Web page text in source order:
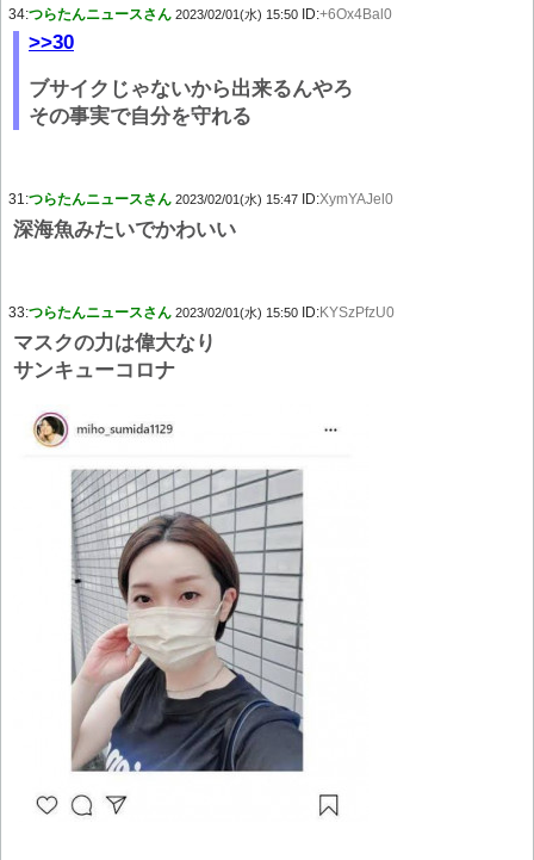
34:つらたんニュースさん 2023/02/01(水) 15:50 ID:+6Ox4Bal0
>>30
ブサイクじゃないから出来るんやろ
その事実で自分を守れる
31:つらたんニュースさん 2023/02/01(水) 15:47 ID:XymYAJel0
深海魚みたいでかわいい
33:つらたんニュースさん 2023/02/01(水) 15:50 ID:KYSzPfzU0
マスクの力は偉大なり
サンキューコロナ